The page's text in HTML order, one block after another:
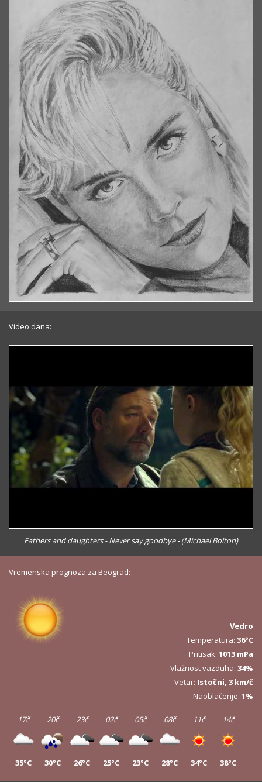
Video dana:
Fathers and daughters - Never say goodbye - (Michael Bolton)
Vremenska prognoza za Beograd:
Vedro
Temperatura: 36°C
Pritisak: 1013 mPa
Vlažnost vazduha: 34%
Vetar: Istočni, 3 km/č
Naoblačenje: 1%
17č
35°C
20č
30°C
23č
26°C
02č
25°C
05č
23°C
08č
28°C
11č
34°C
14č
38°C